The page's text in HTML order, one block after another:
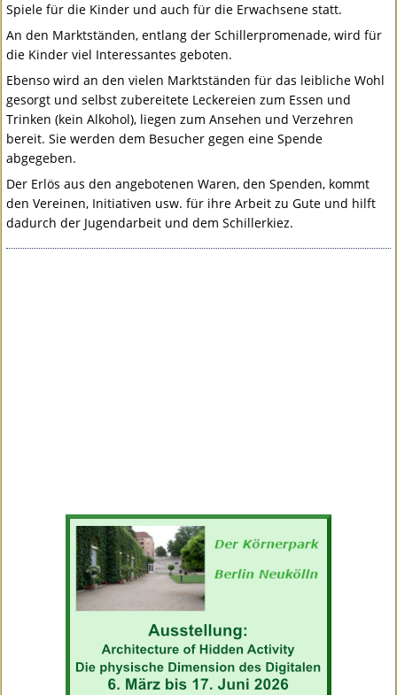
Spiele für die Kinder und auch für die Erwachsene statt.
An den Marktständen, entlang der Schillerpromenade, wird für
die Kinder viel Interessantes geboten.
Ebenso wird an den vielen Marktständen für das leibliche Wohl
gesorgt und selbst zubereitete Leckereien zum Essen und
Trinken (kein Alkohol), liegen zum Ansehen und Verzehren
bereit. Sie werden dem Besucher gegen eine Spende
abgegeben.
Der Erlös aus den angebotenen Waren, den Spenden, kommt
den Vereinen, Initiativen usw. für ihre Arbeit zu Gute und hilft
dadurch der Jugendarbeit und dem Schillerkiez.